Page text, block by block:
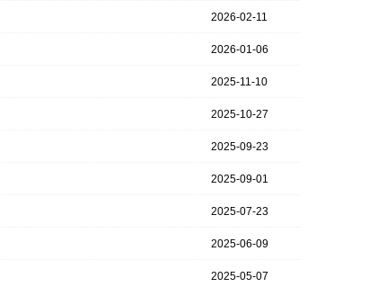
2026-02-11
2026-01-06
2025-11-10
2025-10-27
2025-09-23
2025-09-01
2025-07-23
2025-06-09
2025-05-07